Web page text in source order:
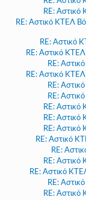
RE:
RE: Αστικό ΚΤΕΛ
RE: Αστικό
RE: Αστικό
RE:
RE: Αστικό
RE:
RE:
RE:
RE:
RE:
RE: Αστικό
RE:
RE:
RE: Αστικό
RE:
RE: